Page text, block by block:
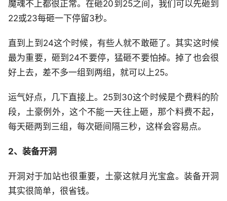
魔魂不上都很正常。在砸20到25之间，我们可以先砸到
22或23每砸一下停留3秒。
直到上到24这个时候，有些人就不敢砸了。其实这时候
最为重要，砸到24不要停，猛砸不要怕掉。掉了也会很
好上去，差不多一组到两组，就可以上25。
运气好点，几下直接上。25到30这个时候是个费料的阶
段，土豪例外，这个不能一天往上砸，那个料费不起，
每天砸两到三组，每次砸间隔三秒，这样会容易点。
2、装备开洞
开洞对于加站也很重要，土豪这就月光宝盒。装备开洞
其实很简单，很省钱。